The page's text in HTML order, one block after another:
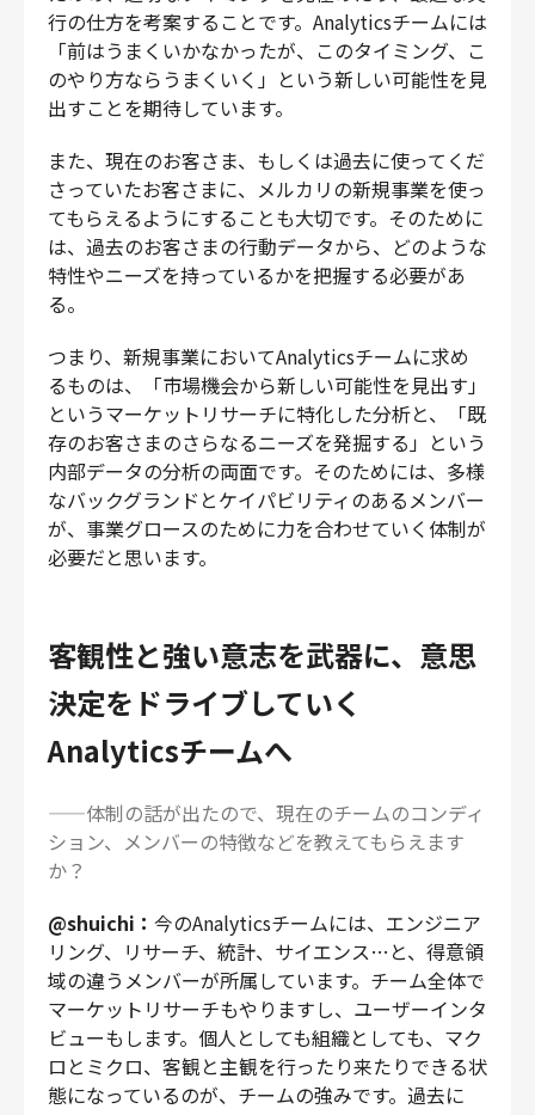
行の仕方を考案することです。Analyticsチームには
「前はうまくいかなかったが、このタイミング、こ
のやり方ならうまくいく」という新しい可能性を見
出すことを期待しています。
また、現在のお客さま、もしくは過去に使ってくだ
さっていたお客さまに、メルカリの新規事業を使っ
てもらえるようにすることも大切です。そのために
は、過去のお客さまの行動データから、どのような
特性やニーズを持っているかを把握する必要があ
る。
つまり、新規事業においてAnalyticsチームに求め
るものは、「市場機会から新しい可能性を見出す」
というマーケットリサーチに特化した分析と、「既
存のお客さまのさらなるニーズを発掘する」という
内部データの分析の両面です。そのためには、多様
なバックグランドとケイパビリティのあるメンバー
が、事業グロースのために力を合わせていく体制が
必要だと思います。
客観性と強い意志を武器に、意思
決定をドライブしていく
Analyticsチームへ
——体制の話が出たので、現在のチームのコンディ
ション、メンバーの特徴などを教えてもらえます
か？
@shuichi： 今のAnalyticsチームには、エンジニア
リング、リサーチ、統計、サイエンス…と、得意領
域の違うメンバーが所属しています。チーム全体で
マーケットリサーチもやりますし、ユーザーインタ
ビューもします。個人としても組織としても、マク
ロとミクロ、客観と主観を行ったり来たりできる状
態になっているのが、チームの強みです。過去に